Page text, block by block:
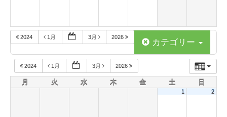
2024 1月 3月 2026
カテゴリー
2024 1月 3月 2026
月 火 水 木 金 土 日
1 2